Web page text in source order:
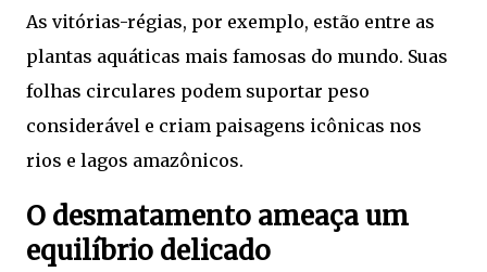
As vitórias-régias, por exemplo, estão entre as
plantas aquáticas mais famosas do mundo. Suas
folhas circulares podem suportar peso
considerável e criam paisagens icônicas nos
rios e lagos amazônicos.
O desmatamento ameaça um
equilíbrio delicado